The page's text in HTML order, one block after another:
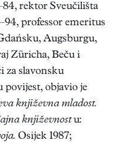
rektor Sveučilišta
professor emeritus
Augsburgu,
Züricha, Beču i
za slavonsku
objavio je
književna mladost.
književnostu:
Osijek 1987;